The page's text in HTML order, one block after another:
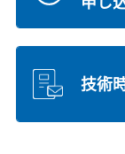
技術